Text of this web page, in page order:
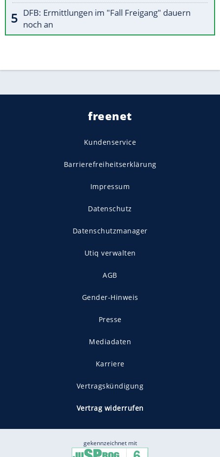
DFB: Ermittlungen im "Fall Freigang" dauern
noch an
freenet
Kundenservice
Barrierefreiheitserklärung
Impressum
Datenschutz
Datenschutzmanager
Utiq verwalten
AGB
Gender-Hinweis
Presse
Mediadaten
Karriere
Vertragskündigung
Vertrag widerrufen
gekennzeichnet mit